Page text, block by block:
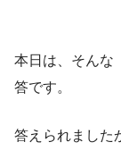
本日は、そんな
答です。
答えられました